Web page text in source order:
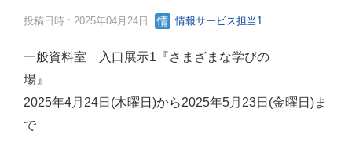
投稿日時 : 2025年04月24日 情報サービス担当1
一般資料室 入口展示1『さまざまな学びの
場』
2025年4月24日(木曜日)から2025年5月23日(金曜日)ま
で